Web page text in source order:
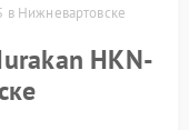
Нижневартовске
HKN-